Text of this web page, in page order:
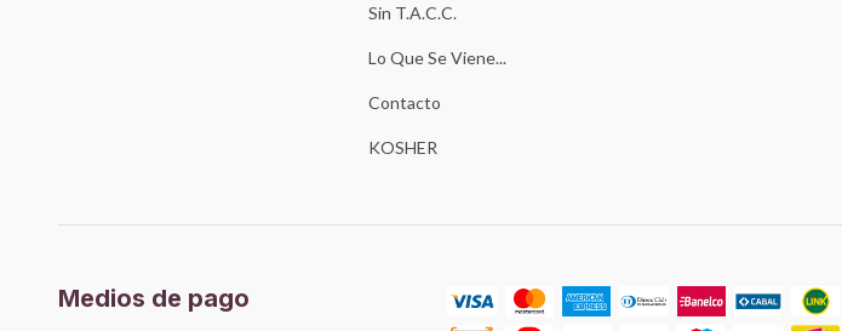
Sin T.A.C.C.
Lo Que Se Viene...
Contacto
KOSHER
Medios de pago